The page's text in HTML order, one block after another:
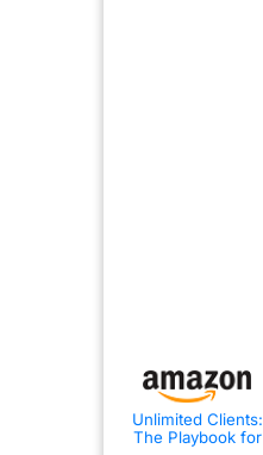
Unlimited Clients:
The Playbook for